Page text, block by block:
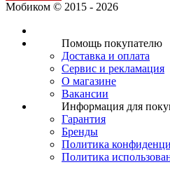
Мобиком © 2015 - 2026
Помощь покупателю
Доставка и оплата
Сервис и рекламация
О магазине
Вакансии
Информация для
Гарантия
Бренды
Политика
Политика